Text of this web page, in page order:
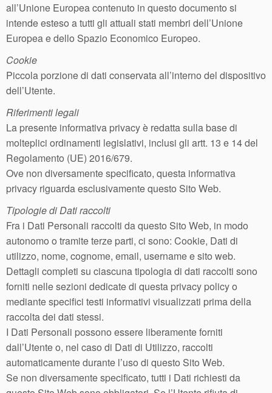
all’Unione Europea contenuto in questo documento si
intende esteso a tutti gli attuali stati membri dell’Unione
Europea e dello Spazio Economico Europeo.
Cookie
Piccola porzione di dati conservata all’interno del dispositivo
dell’Utente.
Riferimenti legali
La presente informativa privacy è redatta sulla base di
molteplici ordinamenti legislativi, inclusi gli artt. 13 e 14 del
Regolamento (UE) 2016/679.
Ove non diversamente specificato, questa informativa
privacy riguarda esclusivamente questo Sito Web.
Tipologie di Dati raccolti
Fra i Dati Personali raccolti da questo Sito Web, in modo
autonomo o tramite terze parti, ci sono: Cookie, Dati di
utilizzo, nome, cognome, email, username e sito web.
Dettagli completi su ciascuna tipologia di dati raccolti sono
forniti nelle sezioni dedicate di questa privacy policy o
mediante specifici testi informativi visualizzati prima della
raccolta dei dati stessi.
I Dati Personali possono essere liberamente forniti
dall’Utente o, nel caso di Dati di Utilizzo, raccolti
automaticamente durante l’uso di questo Sito Web.
Se non diversamente specificato, tutti i Dati richiesti da